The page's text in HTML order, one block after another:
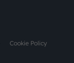
Cookie Policy